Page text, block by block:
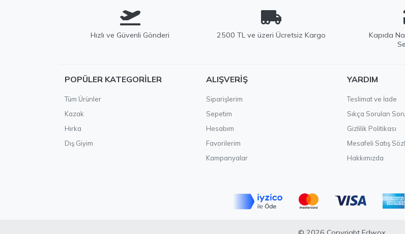
Hızlı ve Güvenli Gönderi 2500 TL ve üzeri Ücretsiz Kargo
Kapıda
POPÜLER KATEGORILER
Tüm Ürünler
Kazak
Hırka
Dış Giyim
ALIŞVERIŞ
Siparişlerim
Sepetim
Hesabım
Favorilerim
Kampanyalar
YARDIM
Teslimat ve İade
Sıkça Sorulan
Gizlilik Politikası
Mesafeli Satış
Hakkımızda